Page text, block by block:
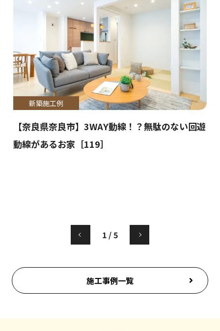
新築施工例
【奈良県奈良市】3WAY動線！？無駄のない回遊
動線があるお家［119］
1 /5
施工事例一覧